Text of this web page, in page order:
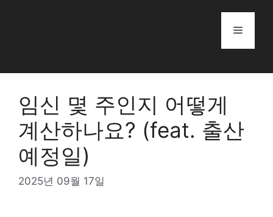
Menu
임신 몇 주인지 어떻게
계산하나요? (feat. 출산
예정일)
2025년 09월 17일